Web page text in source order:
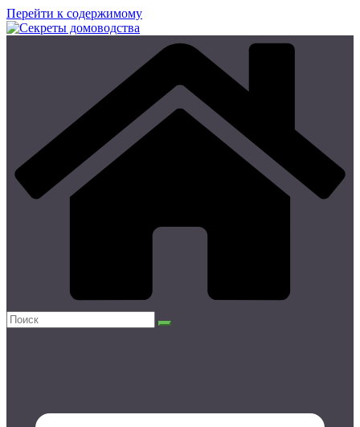
Перейти к содержимому